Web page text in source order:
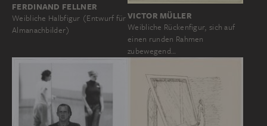
FERDINAND FELLNER
Weibliche Halbfigur (Entwurf für
Almanachbilder)
VICTOR MÜLLER
Weibliche Rückenfigur, sich auf
einen runden Rahmen
zubewegend…